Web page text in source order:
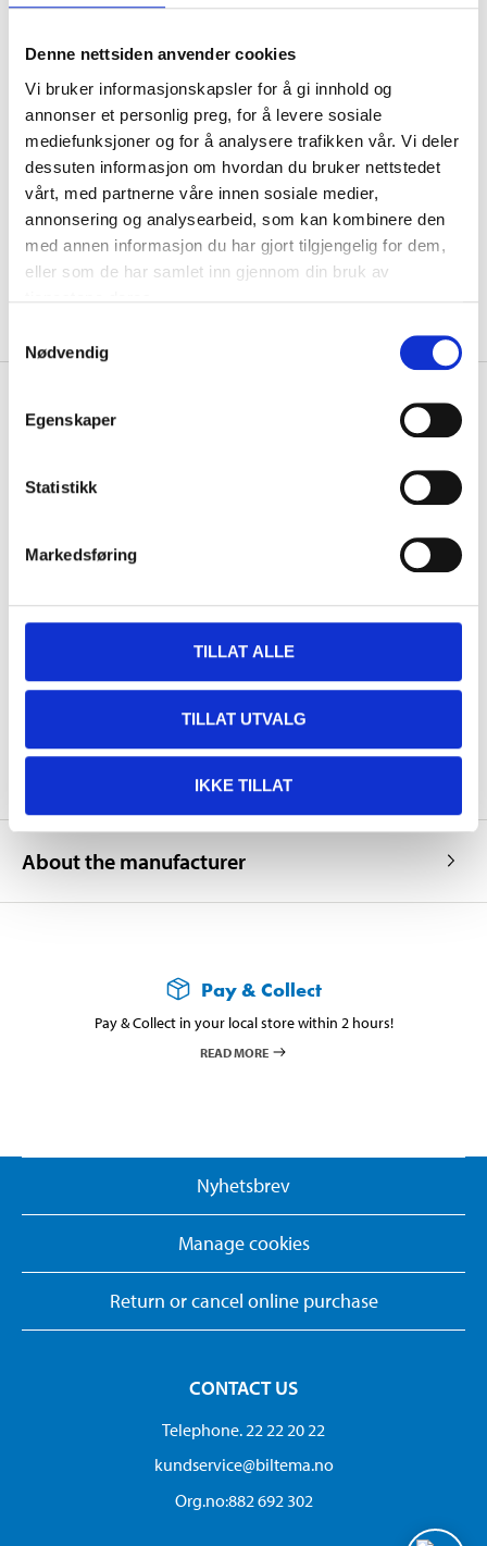
Denne nettsiden anvender cookies
Vi bruker informasjonskapsler for å gi innhold og
annonser et personlig preg, for å levere sosiale
mediefunksjoner og for å analysere trafikken vår. Vi deler
dessuten informasjon om hvordan du bruker nettstedet
vårt, med partnerne våre innen sosiale medier,
annonsering og analysearbeid, som kan kombinere den
med annen informasjon du har gjort tilgjengelig for dem,
eller som de har samlet inn gjennom din bruk av
Nødvendig
Egenskaper
Statistikk
Markedsføring
TILLAT ALLE
TILLAT UTVALG
IKKE TILLAT
Whiteboard pens, 3-pack
Art
In stock in 1store
Replaced by 28-629
ADD TO CART
Set of three whiteboard pens in a holder with
are in the colours black, blue, and red.
About the manufacturer
Pay & Collect
Pay & Collect in your local store within 2 hours!
READ MORE
Nyhetsbrev
Manage cookies
Return or cancel online purchase
CONTACT US
Telephone. 22 22 20 22
kundservice@biltema.no
Org.no:882 692 302